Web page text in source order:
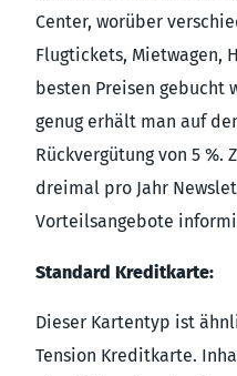
Center, worüber
Flugtickets, Mietwagen,
besten Preisen gebucht
genug erhält man auf
Rückvergütung von 5
dreimal pro Jahr
Vorteilsangebote
Standard Kreditkarte:
Dieser Kartentyp ist
Tension Kreditkarte.